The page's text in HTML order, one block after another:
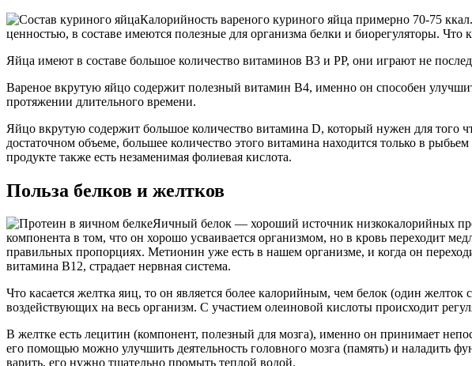
Калорийность вареного куриного яйца примерно 70-75
ценностью, в составе имеются полезные для организма белки и биорегуляторы.
Яйца имеют в составе большое количество витаминов В3 и РР, они играют не
Вареное вкрутую яйцо содержит полезный витамин В4, именно он способен
протяжении длительного времени.
Яйцо вкрутую содержит большое количество витамина D, который нужен для того
достаточном объеме, большее количество этого витамина находится только в
продукте также есть незаменимая фолиевая кислота.
Польза белков и желтков
Яичный белок — хороший источник низкокалорийных
компонента в том, что он хорошо усваивается организмом, но в кровь переходит
правильных пропорциях. Метионин уже есть в нашем организме, и когда он
витамина В12, страдает нервная система.
Что касается желтка яиц, то он является более калорийным, чем белок (один
воздействующих на весь организм. С участием олеиновой кислоты происходит
В желтке есть лецитин (компонент, полезный для мозга), именно он принимает
его помощью можно улучшить деятельность головного мозга (память) и наладить
варить, его нужно тщательно промыть теплой водой.